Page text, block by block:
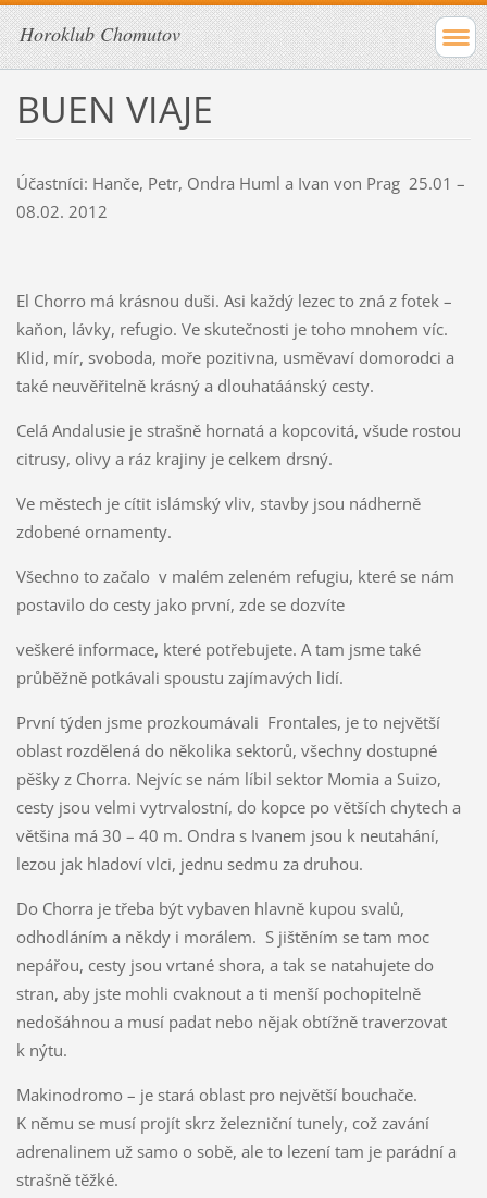
Horoklub Chomutov
BUEN VIAJE
Účastníci: Hanče, Petr, Ondra Huml a Ivan von Prag 25.01 –
08.02. 2012
El Chorro má krásnou duši. Asi každý lezec to zná z fotek –
kaňon, lávky, refugio. Ve skutečnosti je toho mnohem víc.
Klid, mír, svoboda, moře pozitivna, usměvaví domorodci a
také neuvěřitelně krásný a dlouhatáánský cesty.
Celá Andalusie je strašně hornatá a kopcovitá, všude rostou
citrusy, olivy a ráz krajiny je celkem drsný.
Ve městech je cítit islámský vliv, stavby jsou nádherně
zdobené ornamenty.
Všechno to začalo v malém zeleném refugiu, které se nám
postavilo do cesty jako první, zde se dozvíte
veškeré informace, které potřebujete. A tam jsme také
průběžně potkávali spoustu zajímavých lidí.
První týden jsme prozkoumávali Frontales, je to největší
oblast rozdělená do několika sektorů, všechny dostupné
pěšky z Chorra. Nejvíc se nám líbil sektor Momia a Suizo,
cesty jsou velmi vytrvalostní, do kopce po větších chytech a
většina má 30 – 40 m. Ondra s Ivanem jsou k neutahání,
lezou jak hladoví vlci, jednu sedmu za druhou.
Do Chorra je třeba být vybaven hlavně kupou svalů,
odhodláním a někdy i morálem. S jištěním se tam moc
nepářou, cesty jsou vrtané shora, a tak se natahujete do
stran, aby jste mohli cvaknout a ti menší pochopitelně
nedošáhnou a musí padat nebo nějak obtížně traverzovat
k nýtu.
Makinodromo – je stará oblast pro největší bouchače.
K němu se musí projít skrz železniční tunely, což zavání
adrenalinem už samo o sobě, ale to lezení tam je parádní a
strašně těžké.